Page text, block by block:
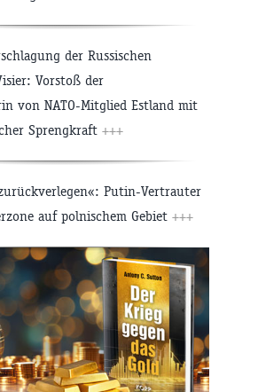
der Russischen
Vorstoß der
von NATO-Mitglied Estland mit
Sprengkraft +++
Putin-Vertrauter
auf polnischem Gebiet +++